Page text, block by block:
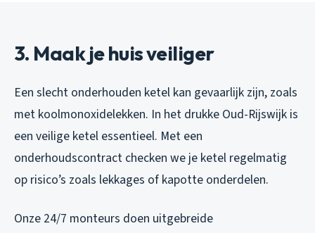
3. Maak je huis veiliger
Een slecht onderhouden ketel kan gevaarlijk zijn, zoals
met koolmonoxidelekken. In het drukke Oud-Rijswijk is
een veilige ketel essentieel. Met een
onderhoudscontract checken we je ketel regelmatig
op risico’s zoals lekkages of kapotte onderdelen.
Onze 24/7 monteurs doen uitgebreide